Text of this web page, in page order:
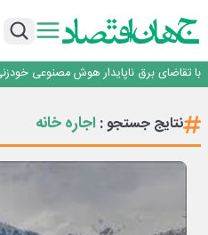
رگولاتوری: اعمال ضریب ۲.۷ برای اینترنت بین‌الملل صحت ندارد
با تقاضای برق ناپایدار هوش مصنوعی
اینوتکس امسال با مدل جدید برگزار می‌شود
نتایج جستجو : اجاره خانه